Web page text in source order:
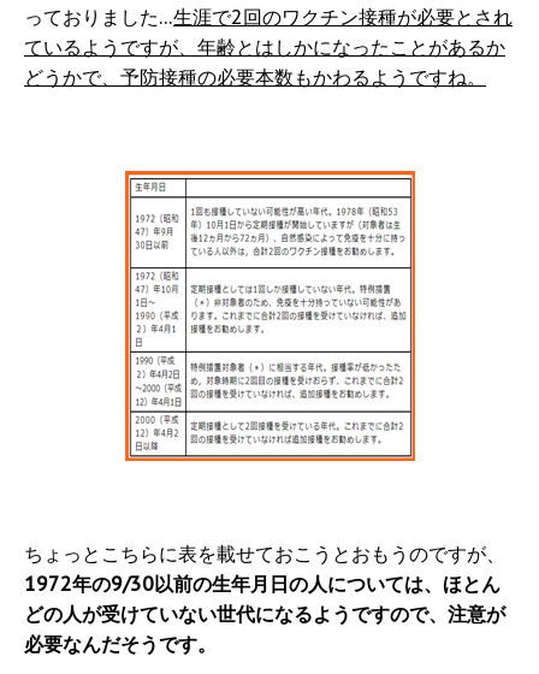
っておりました…生涯で2回のワクチン接種が必要とされ
ているようですが、年齢とはしかになったことがあるか
どうかで、予防接種の必要本数もかわるようですね。
ちょっとこちらに表を載せておこうとおもうのですが、
1972年の9/30以前の生年月日の人については、ほとん
どの人が受けていない世代になるようですので、注意が
必要なんだそうです。